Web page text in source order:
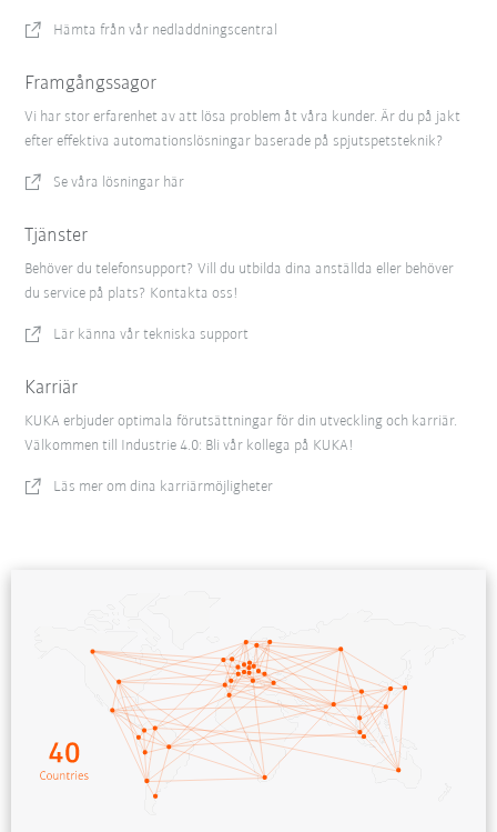
Hämta från vår nedladdningscentral
Framgångssagor
Vi har stor erfarenhet av att lösa problem åt våra kunder. Är du på jakt
efter effektiva automationslösningar baserade på spjutspetsteknik?
Se våra lösningar här
Tjänster
Behöver du telefonsupport? Vill du utbilda dina anställda eller behöver
du service på plats? Kontakta oss!
Lär känna vår tekniska support
Karriär
KUKA erbjuder optimala förutsättningar för din utveckling och karriär.
Välkommen till Industrie 4.0: Bli vår kollega på KUKA!
Läs mer om dina karriärmöjligheter